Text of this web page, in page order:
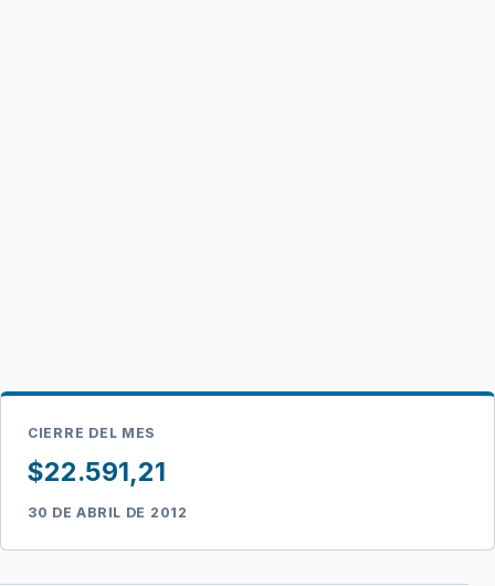
CIERRE DEL MES
$22.591,21
30 DE ABRIL DE 2012